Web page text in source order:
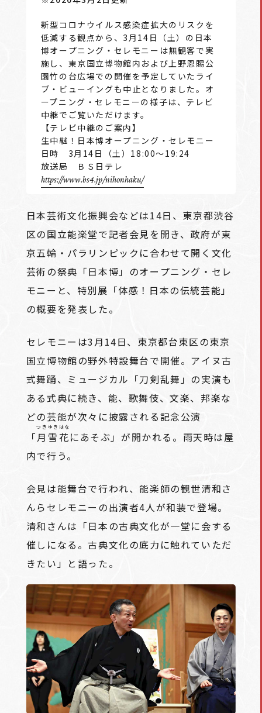
新型コロナウイルス感染症拡大のリスクを
低減する観点から、3月14日（土）の日本
博オープニング・セレモニーは無観客で実
施し、東京国立博物館内および上野恩賜公
園竹の台広場での開催を予定していたライ
ブ・ビューイングも中止となりました。オ
ープニング・セレモニーの様子は、テレビ
中継でご覧いただけます。
【テレビ中継のご案内】
生中継！日本博オープニング・セレモニー
日時 3月14日（土）18:00～19:24
放送局 ＢＳ日テレ
https://www.bs4.jp/nihonhaku/
日本芸術文化振興会などは14日、東京都渋谷
区の国立能楽堂で記者会見を開き、政府が東
京五輪・パラリンピックに合わせて開く文化
芸術の祭典「日本博」のオープニング・セレ
モニーと、特別展「体感！日本の伝統芸能」
の概要を発表した。
セレモニーは3月14日、東京都台東区の東京
国立博物館の野外特設舞台で開催。アイヌ古
式舞踊、ミュージカル「刀剣乱舞」の実演も
ある式典に続き、能、歌舞伎、文楽、邦楽な
どの芸能が次々に披露される記念公演
「 月雪花
つきゆきはな
にあそぶ」が開かれる。雨天時は屋
内で行う。
会見は能舞台で行われ、能楽師の観世清和さ
んらセレモニーの出演者4人が和装で登場。
清和さんは「日本の古典文化が一堂に会する
催しになる。古典文化の底力に触れていただ
きたい」と語った。